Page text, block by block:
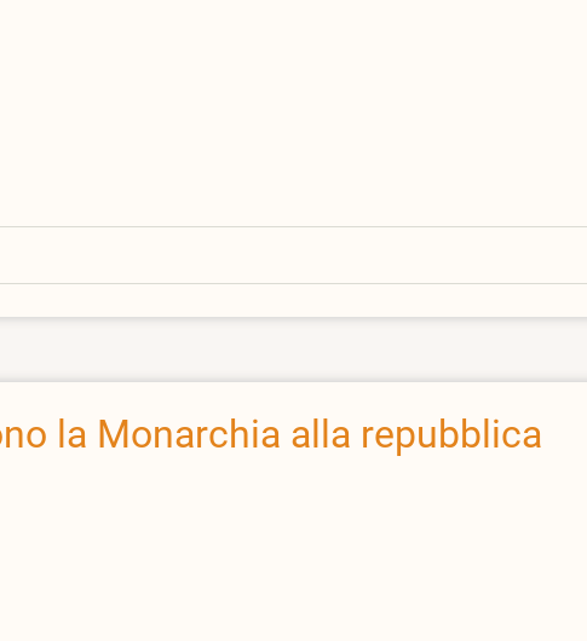
la Monarchia alla repubblica